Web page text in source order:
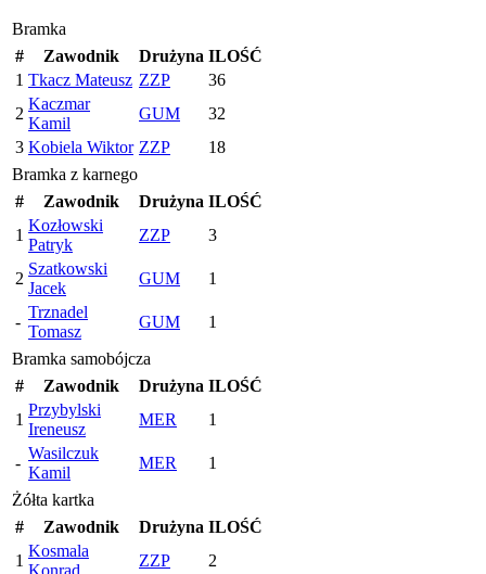
Bramka
#
Zawodnik Drużyna ILOŚĆ
1 Tkacz Mateusz ZZP
36
2
Kaczmar
Kamil
GUM
32
3 Kobiela Wiktor ZZP
18
Bramka z karnego
#
Zawodnik Drużyna ILOŚĆ
1
Kozłowski
Patryk
ZZP 3
2
Szatkowski
Jacek
GUM 1
-
Trznadel
Tomasz
GUM
1
Bramka samobójcza
#
Zawodnik Drużyna ILOŚĆ
1
Przybylski
Ireneusz
MER 1
-
Wasilczuk
Kamil
MER
1
Żółta kartka
#
Zawodnik Drużyna ILOŚĆ
1
Kosmala
Konrad
ZZP 2